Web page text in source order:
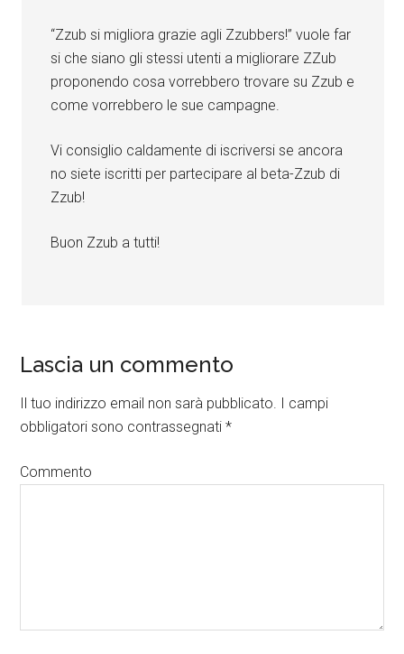
“Zzub si migliora grazie agli Zzubbers!” vuole far
si che siano gli stessi utenti a migliorare ZZub
proponendo cosa vorrebbero trovare su Zzub e
come vorrebbero le sue campagne.
Vi consiglio caldamente di iscriversi se ancora
no siete iscritti per partecipare al beta-Zzub di
Zzub!
Buon Zzub a tutti!
Lascia un commento
Il tuo indirizzo email non sarà pubblicato. I campi
obbligatori sono contrassegnati*
Commento